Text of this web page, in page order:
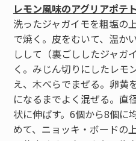
レモン風味のアグリアポテ
洗ったジャガイモを粗塩の
で焼く。皮をむいて、温か
しして（裏ごししたジャガ
く。みじん切りにしたレモ
え、木べらでまぜる。卵黄
になるまでよく混ぜる。直
状に伸ばす。6個から8個に
めて、ニョッキ・ボードの